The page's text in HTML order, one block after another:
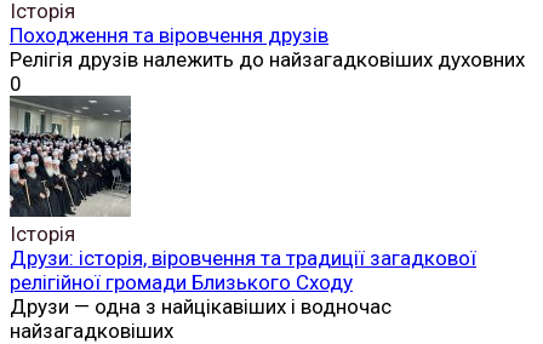
Історія
Походження та віровчення друзів
Релігія друзів належить до найзагадковіших духовних
0
Історія
Друзи: історія, віровчення та традиції загадкової
релігійної громади Близького Сходу
Друзи — одна з найцікавіших і водночас
найзагадковіших